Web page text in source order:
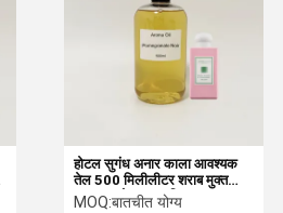
होटल सुगंध अनार काला आवश्यक
तेल 500 मिलीलीटर शराब मुक्त
आवश्यक तेल अनुकूलित
MOQ:बातचीत योग्य